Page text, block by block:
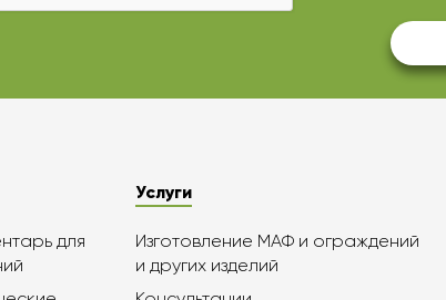
для
Услуги
Изготовление МАФ и ограждений
и других изделий